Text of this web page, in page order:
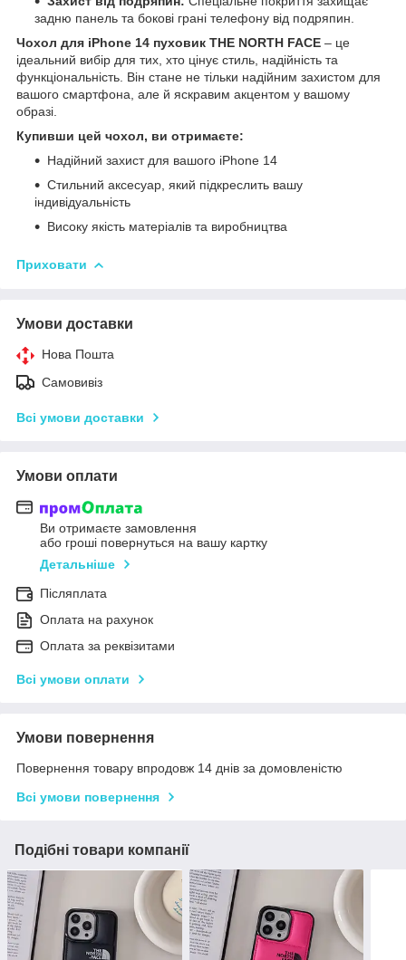
задню панель та бокові грані телефону від подряпин.
Чохол для iPhone 14 пуховик THE NORTH FACE – це
ідеальний вибір для тих, хто цінує стиль, надійність та
функціональність. Він стане не тільки надійним захистом для
вашого смартфона, але й яскравим акцентом у вашому
образі.
Купивши цей чохол, ви отримаєте:
Надійний захист для вашого iPhone 14
Стильний аксесуар, який підкреслить вашу
індивідуальність
Високу якість матеріалів та виробництва
Приховати
Умови доставки
Нова Пошта
Самовивіз
Всі умови доставки
Умови оплати
Ви отримаєте замовлення
або гроші повернуться на вашу картку
Детальніше
Післяплата
Оплата на рахунок
Оплата за реквізитами
Всі умови оплати
Умови повернення
Повернення товару впродовж 14 днів за домовленістю
Всі умови повернення
Подібні товари компанії